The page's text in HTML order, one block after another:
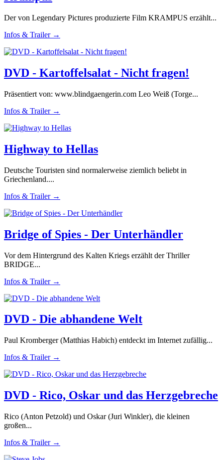
Der von Legendary Pictures produzierte Film KRAMPUS erzählt...
Infos & Trailer →
DVD - Kartoffelsalat - Nicht fragen!
Präsentiert von: www.blindgaengerin.com Leo Weiß (Torge...
Infos & Trailer →
Highway to Hellas
Deutsche Touristen sind normalerweise ziemlich beliebt in
Griechenland....
Infos & Trailer →
Bridge of Spies - Der Unterhändler
Vor dem Hintergrund des Kalten Kriegs erzählt der Thriller
BRIDGE...
Infos & Trailer →
DVD - Die abhandene Welt
Paul Kromberger (Matthias Habich) entdeckt im Internet zufällig...
Infos & Trailer →
DVD - Rico, Oskar und das Herzgebreche
Rico (Anton Petzold) und Oskar (Juri Winkler), die kleinen
großen...
Infos & Trailer →